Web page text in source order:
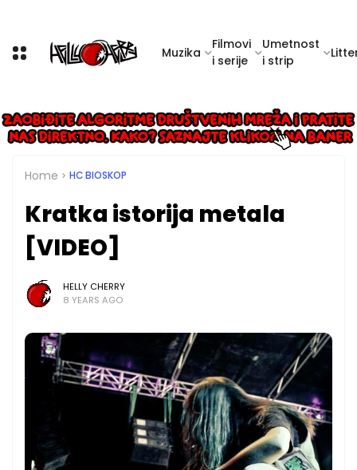
Muzika
Filmovi
i serije
Umetnost
i strip
Home HC BIOSKOP
Kratka istorija metala
[VIDEO]
HELLY CHERRY
8 YEARS AGO